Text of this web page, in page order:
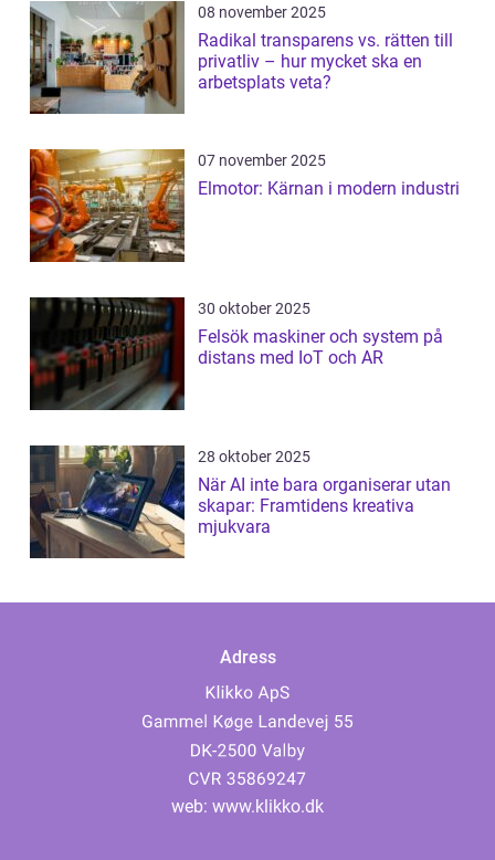
08 november 2025
Radikal transparens vs. rätten till
privatliv – hur mycket ska en
arbetsplats veta?
07 november 2025
Elmotor: Kärnan i modern industri
30 oktober 2025
Felsök maskiner och system på
distans med IoT och AR
28 oktober 2025
När AI inte bara organiserar utan
skapar: Framtidens kreativa
mjukvara
Adress
web: www.klikko.dk